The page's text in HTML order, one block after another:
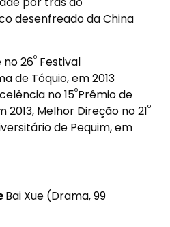
desenfreado da China
no 26º Festival
de Tóquio, em 2013
no 15ºPrêmio de
2013, Melhor Direção no 21º
de Pequim, em
Bai Xue (Drama, 99